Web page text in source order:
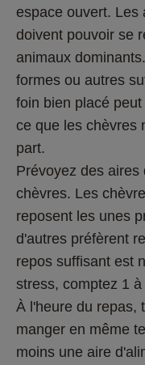
espace ouvert. Les
doivent pouvoir se
animaux
formes ou autres
foin bien placé
ce que les chèvres
part.
Prévoyez des
chèvres. Les
reposent les unes
d'autres préfèrent
repos suffisant est
stress, comptez 1
À l'heure du repas,
manger en même
moins une aire